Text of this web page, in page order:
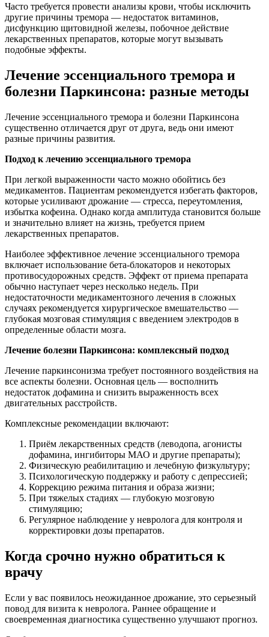
Часто требуется провести анализы крови, чтобы исключить
другие причины тремора — недостаток витаминов,
дисфункцию щитовидной железы, побочное действие
лекарственных препаратов, которые могут вызывать
подобные эффекты.
Лечение эссенциального тремора и
болезни Паркинсона: разные методы
Лечение эссенциального тремора и болезни Паркинсона
существенно отличается друг от друга, ведь они имеют
разные причины развития.
Подход к лечению эссенциального тремора
При легкой выраженности часто можно обойтись без
медикаментов. Пациентам рекомендуется избегать факторов,
которые усиливают дрожание — стресса, переутомления,
избытка кофеина. Однако когда амплитуда становится больше
и значительно влияет на жизнь, требуется прием
лекарственных препаратов.
Наиболее эффективное лечение эссенциального тремора
включает использование бета-блокаторов и некоторых
противосудорожных средств. Эффект от приема препарата
обычно наступает через несколько недель. При
недостаточности медикаментозного лечения в сложных
случаях рекомендуется хирургическое вмешательство —
глубокая мозговая стимуляция с введением электродов в
определенные области мозга.
Лечение болезни Паркинсона: комплексный подход
Лечение паркинсонизма требует постоянного воздействия на
все аспекты болезни. Основная цель — восполнить
недостаток дофамина и снизить выраженность всех
двигательных расстройств.
Комплексные рекомендации включают:
Приём лекарственных средств (леводопа, агонисты
дофамина, ингибиторы МАО и другие препараты);
Физическую реабилитацию и лечебную физкультуру;
Психологическую поддержку и работу с депрессией;
Коррекцию режима питания и образа жизни;
При тяжелых стадиях — глубокую мозговую
стимуляцию;
Регулярное наблюдение у невролога для контроля и
корректировки дозы препаратов.
Когда срочно нужно обратиться к
врачу
Если у вас появилось неожиданное дрожание, это серьезный
повод для визита к невролога. Раннее обращение и
своевременная диагностика существенно улучшают прогноз.